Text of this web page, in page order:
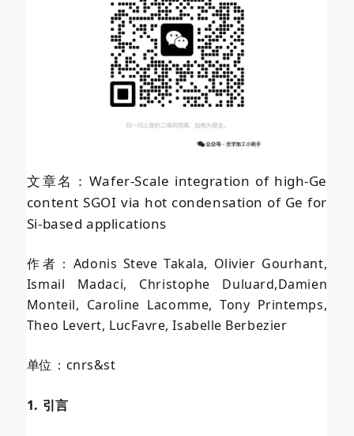
文章名：Wafer-Scale integration of high-Ge
content SGOI via hot condensation of Ge for
Si-based applications
作者：Adonis Steve Takala, Olivier Gourhant,
Ismail Madaci, Christophe Duluard,Damien
Monteil, Caroline Lacomme, Tony Printemps,
Theo Levert, LucFavre, Isabelle Berbezier
单位：cnrs&st
1. 引言